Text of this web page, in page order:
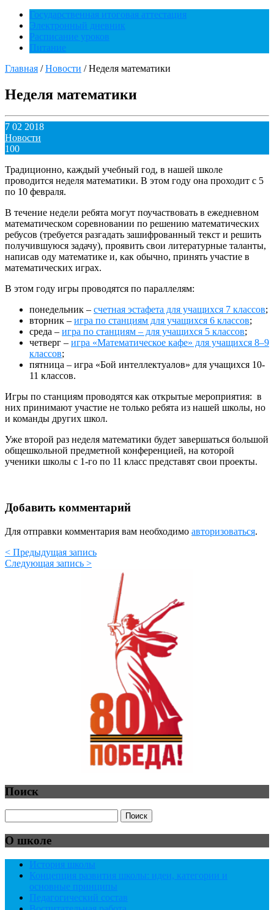
Государственная итоговая аттестация
Электронный дневник
Расписание уроков
Питание
Главная /Новости /Неделя математики
Неделя математики
7 02 2018
Новости
100
Традиционно, каждый учебный год, в нашей школе
проводится неделя математики. В этом году она проходит с 5
по 10 февраля.
В течение недели ребята могут поучаствовать в ежедневном
математическом соревновании по решению математических
ребусов (требуется разгадать зашифрованный текст и решить
получившуюся задачу), проявить свои литературные таланты,
написав оду математике и, как обычно, принять участие в
математических играх.
В этом году игры проводятся по параллелям:
понедельник – счетная эстафета для учащихся 7 классов;
вторник – игра по станциям для учащихся 6 классов;
среда – игра по станциям – для учащихся 5 классов;
четверг – игра «Математическое кафе» для учащихся 8–9
классов;
пятница – игра «Бой интеллектуалов» для учащихся 10-
11 классов.
Игры по станциям проводятся как открытые мероприятия: в
них принимают участие не только ребята из нашей школы, но
и команды других школ.
Уже второй раз неделя математики будет завершаться большой
общешкольной предметной конференцией, на которой
ученики школы с 1-го по 11 класс представят свои проекты.
Добавить комментарий
Для отправки комментария вам необходимо авторизоваться.
< Предыдущая запись
Следующая запись >
Поиск
О школе
История школы
Концепция развития школы: идеи, категории и
основные принципы
Педагогический состав